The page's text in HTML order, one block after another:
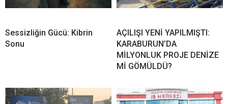
Sessizliğin Gücü: Kibrin
Sonu
AÇILIŞI YENİ YAPILMIŞTI:
KARABURUN’DA
MİLYONLUK PROJE DENİZE
Mİ GÖMÜLDÜ?